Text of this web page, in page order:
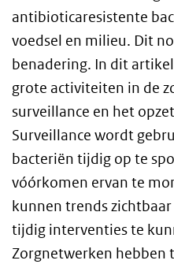
antibioticaresistente
voedsel en milieu. Dit
benadering. In dit
grote activiteiten in de
surveillance en het
Surveillance wordt
bacteriën tijdig op te
vóórkomen ervan te
kunnen trends
tijdig interventies te
Zorgnetwerken hebben